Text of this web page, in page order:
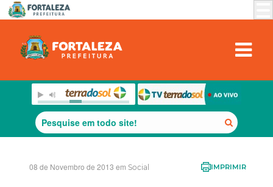
08 de Novembro de 2013 em Social IMPRIMIR